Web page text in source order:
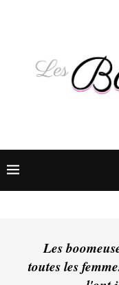
Les
toutes les